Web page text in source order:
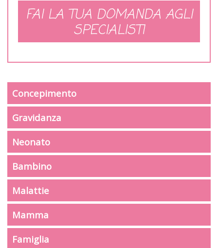
FAI LA TUA DOMANDA AGLI
SPECIALISTI
Concepimento
Gravidanza
Neonato
Bambino
Malattie
Mamma
Famiglia